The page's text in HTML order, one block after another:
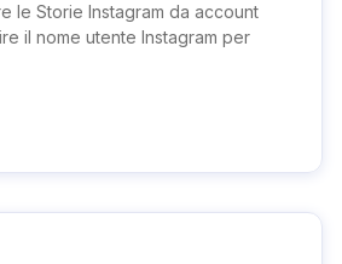
le Storie Instagram da account
il nome utente Instagram per